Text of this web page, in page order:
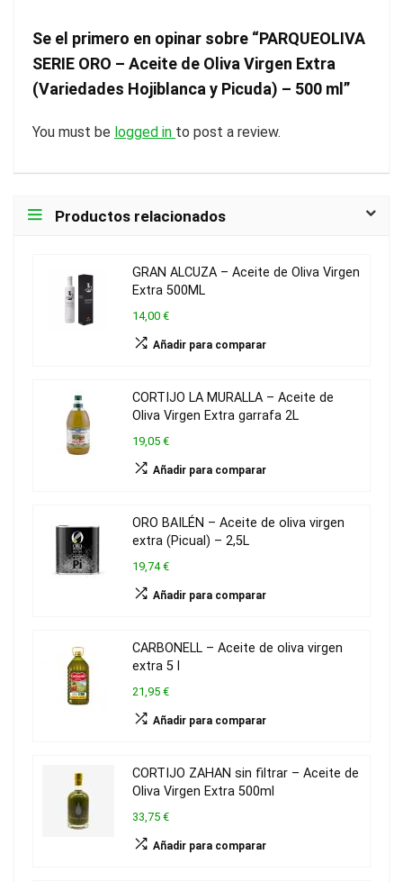
Se el primero en opinar sobre “PARQUEOLIVA
SERIE ORO – Aceite de Oliva Virgen Extra
(Variedades Hojiblanca y Picuda) – 500 ml”
You must be logged in to post a review.
Productos relacionados
GRAN ALCUZA – Aceite de Oliva Virgen
Extra 500ML
14,00 €
Añadir para comparar
CORTIJO LA MURALLA – Aceite de
Oliva Virgen Extra garrafa 2L
19,05 €
Añadir para comparar
ORO BAILÉN – Aceite de oliva virgen
extra (Picual) – 2,5L
19,74 €
Añadir para comparar
CARBONELL – Aceite de oliva virgen
extra 5 l
21,95 €
Añadir para comparar
CORTIJO ZAHAN sin filtrar – Aceite de
Oliva Virgen Extra 500ml
33,75 €
Añadir para comparar